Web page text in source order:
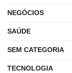
NEGÓCIOS
SAÚDE
SEM CATEGORIA
TECNOLOGIA